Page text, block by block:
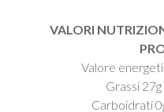
VALORI
Valore
Grassi
Carboidrati